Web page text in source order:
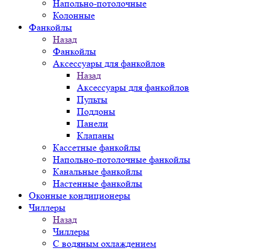
Напольно-потолочные
Колонные
Фанкойлы
Назад
Фанкойлы
Аксессуары для фанкойлов
Назад
Аксессуары для фанкойлов
Пульты
Поддоны
Панели
Клапаны
Кассетные фанкойлы
Напольно-потолочные фанкойлы
Канальные фанкойлы
Настенные фанкойлы
Оконные кондиционеры
Чиллеры
Назад
Чиллеры
С водяным охлаждением